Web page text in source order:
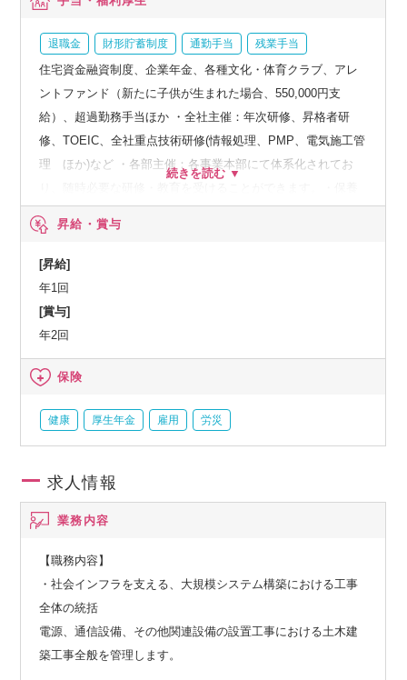
退職金 財形貯蓄制度 通勤手当 残業手当
住宅資金融資制度、企業年金、各種文化・体育クラブ、アレ
ントファンド（新たに子供が生まれた場合、550,000円支
給）、超過勤務手当ほか ・全社主催：年次研修、昇格者研
修、TOEIC、全社重点技術研修(情報処理、PMP、電気施工管
理 ほか)など ・各部主催：各事業本部にて体系化されてお
昇給・賞与
[昇給]
年1回
[賞与]
年2回
保険
健康 厚生年金 雇用 労災
求人情報
業務内容
【職務内容】
・社会インフラを支える、大規模システム構築における工事
全体の統括
電源、通信設備、その他関連設備の設置工事における土木建
築工事全般を管理します。